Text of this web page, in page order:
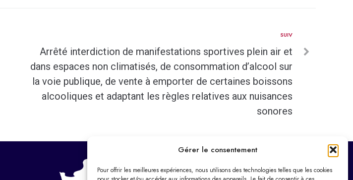
Gérer le consentement
Pour offrir les meilleures expériences, nous utilisons des technologies telles que les cookies
SUIV
Arrêté interdiction de manifestations sportives plein air et
dans espaces non climatisés, de consommation d’alcool sur
la voie publique, de vente à emporter de certaines boissons
alcooliques et adaptant les règles relatives aux nuisances
sonores
Horaires d’ouverture